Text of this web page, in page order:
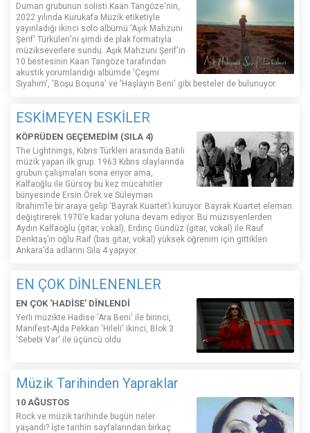
Duman grubunun solisti Kaan Tangöze'nin,
2022 yılında Kurukafa Müzik etiketiyle
yayınladığı ikinci solo albümü 'Aşık Mahzuni
Şerif' Türküleri'ni şimdi de plak formatıyla
müzikseverlere sundu. Aşık Mahzuni Şerif'in
10 bestesinin Kaan Tangöze tarafından
akustik yorumlandığı albümde 'Çeşmi
Siyahım', 'Boşu Boşuna' ve 'Haşlayın Beni' gibi besteler de bulunuyor.
ESKİMEYEN ESKİLER
KÖPRÜDEN GEÇEMEDİM (SILA 4)
The Lightnings, Kıbrıs Türkleri arasında Batılı
müzik yapan ilk grup. 1963 Kıbrıs olaylarında
grubun çalışmaları sona eriyor ama,
Kalfaoğlu ile Gürsoy bu kez mücahitler
bünyesinde Ersin Örek ve Süleyman
İbrahim’le bir araya gelip ‘Bayrak Kuartet’i kuruyor. Bayrak Kuartet eleman
değiştirerek 1970’e kadar yoluna devam ediyor. Bu müzisyenlerden
Aydın Kalfaoğlu (gitar, vokal), Erdinç Gündüz (gitar, vokal) ile Rauf
Denktaş’ın oğlu Raif (bas gitar, vokal) yüksek öğrenim için gittikleri
Ankara’da adlarını Sıla 4 yapıyor.
EN ÇOK DİNLENENLER
EN ÇOK 'HADİSE' DİNLENDİ
Yerli müzikte Hadise 'Ara Beni' ile birinci,
Manifest-Ajda Pekkan 'Hileli' ikinci, Blok 3
'Sebebi Var' ile üçüncü oldu.
Müzik Tarihinden Yapraklar
10 AĞUSTOS
Rock ve müzik tarihinde bugün neler
yaşandı? İşte tarihin sayfalarından birkaç